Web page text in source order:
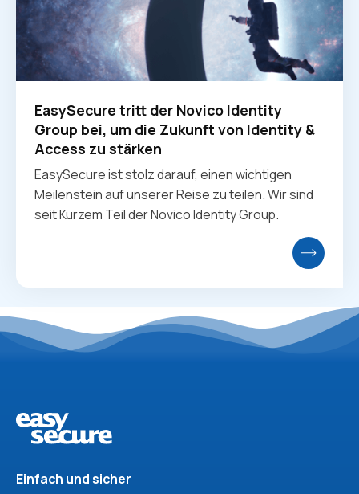
EasySecure tritt der Novico Identity
Group bei, um die Zukunft von Identity &
Access zu stärken
EasySecure ist stolz darauf, einen wichtigen
Meilenstein auf unserer Reise zu teilen. Wir sind
seit Kurzem Teil der Novico Identity Group.
Einfach und sicher